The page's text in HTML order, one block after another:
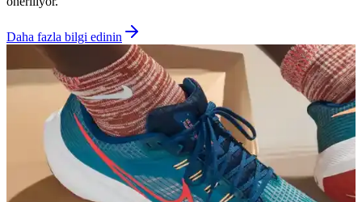
Daha fazla bilgi edinin